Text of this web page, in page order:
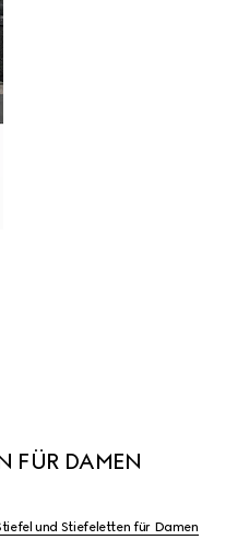
FÜR DAMEN
und Stiefeletten für Damen